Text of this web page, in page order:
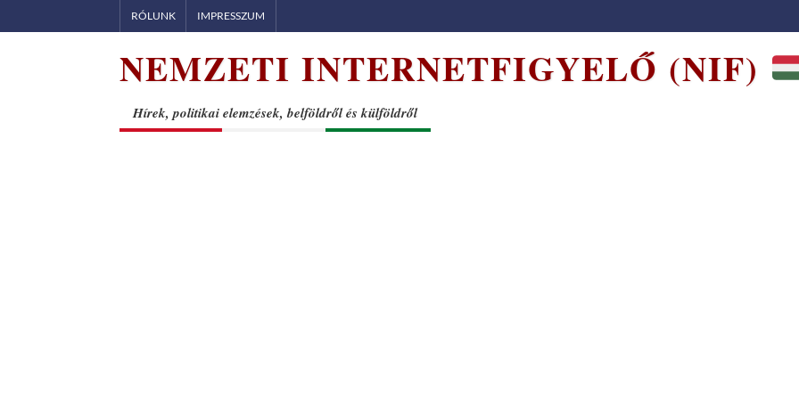
to
RÓLUNK IMPRESSZUM
NEMZETI INTERNETFIGYELŐ (NIF)
Hírek, politikai elemzések, belföldről és külföldről